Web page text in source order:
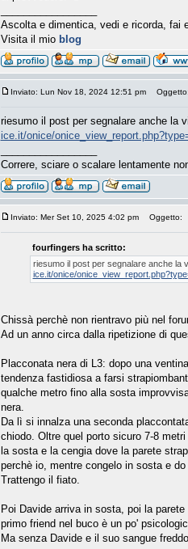
Ascolta e dimentica, vedi e ricorda, fai
Visita il mio blog
Inviato: Lun Nov 18, 2024 12:51 pm
riesumo il post per segnalare anche la
ice.it/onice/
Correre, sciare o scalare lentamente
Inviato: Mer Set 10, 2025 4:02 pm Oggetto:
fourfingers ha scritto:
riesumo il post per segnalare anche la
ice.it/onice/
Chissà perchè non rientravo più nel
Ad un anno circa dalla ripetizione di
Placconata nera di L3: dopo una
tendenza fastidiosa a farsi
qualche metro fino alla sosta
nera.
Da lì si innalza una seconda
chiodo. Oltre quel porto sicuro 7-8
la sosta e la cengia dove la parete
perchè io, mentre congelo in sosta e
Trattengo il fiato.
Poi Davide arriva in sosta, poi la
primo friend nel buco è un po'
Ma senza Davide e il suo sangue